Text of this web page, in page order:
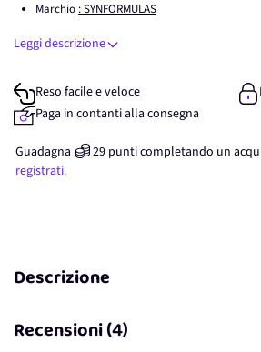
Marchio : SYNFORMULAS
Leggi descrizione
Reso facile e veloce
Paga in contanti alla consegna
Guadagna 29 punticompletando un
registrati.
Descrizione
Recensioni (4)